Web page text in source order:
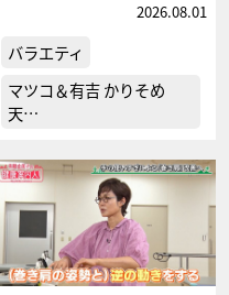
2026.08.01
バラエティ
マツコ＆有吉 かりそめ
天…